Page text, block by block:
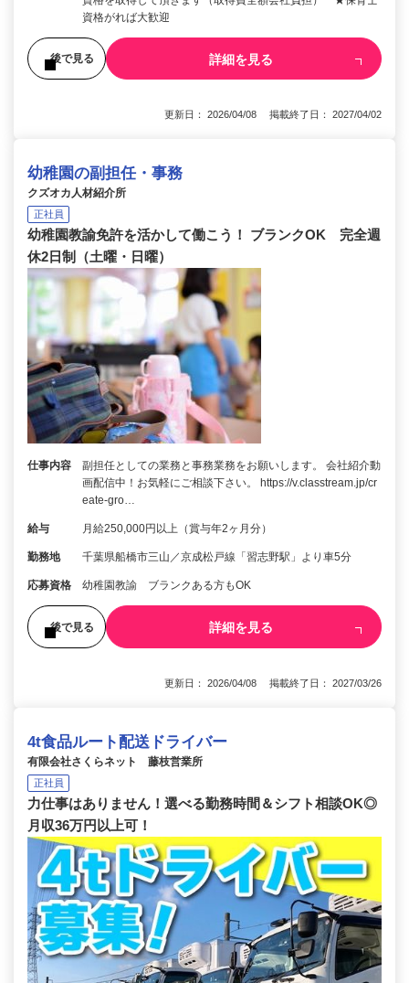
資格がれば大歓迎
後で見る 詳細を見る
更新日： 2026/04/08 掲載終了日： 2027/04/02
幼稚園の副担任・事務
クズオカ人材紹介所
正社員
幼稚園教諭免許を活かして働こう！ ブランクOK 完全週
休2日制（土曜・日曜）
仕事内容
副担任としての業務と事務業務をお願いします。 会社紹介動
画配信中！お気軽にご相談下さい。 https://v.classtream.jp/cr
eate-gro…
給与 月給250,000円以上（賞与年2ヶ月分）
勤務地 千葉県船橋市三山／京成松戸線「習志野駅」より車5分
応募資格 幼稚園教諭 ブランクある方もOK
後で見る 詳細を見る
更新日： 2026/04/08 掲載終了日： 2027/03/26
4t食品ルート配送ドライバー
有限会社さくらネット 藤枝営業所
正社員
力仕事はありません！選べる勤務時間＆シフト相談OK◎
月収36万円以上可！